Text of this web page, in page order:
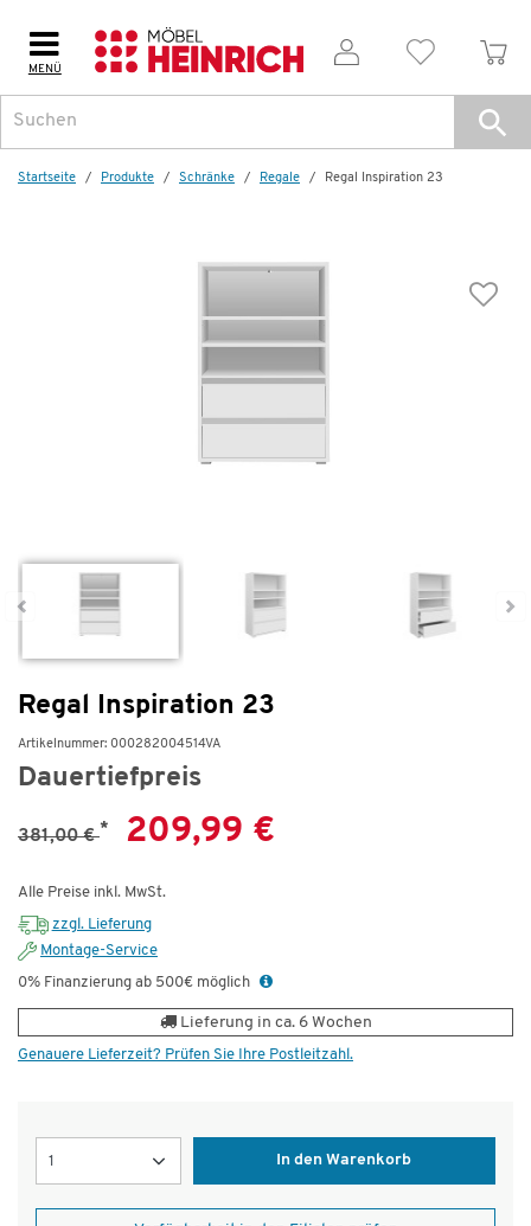
MENÜ
Startseite Produkte Schränke Regale Regal Inspiration 23
Regal Inspiration 23
Artikelnummer: 000282004514VA
Dauertiefpreis
381,00 €* 209,99 €
Alle Preise inkl. MwSt.
zzgl. Lieferung
Montage-Service
0% Finanzierung ab 500€ möglich
Lieferung in ca. 6 Wochen
Genauere Lieferzeit? Prüfen Sie Ihre Postleitzahl.
In den Warenkorb
Weitere Artikel aus der Serie
Regal
Inspiration 23